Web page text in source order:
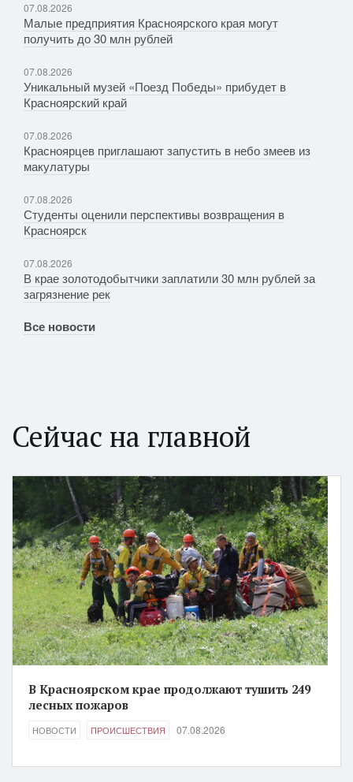
07.08.2026
Малые предприятия Красноярского края могут
получить до 30 млн рублей
07.08.2026
Уникальный музей «Поезд Победы» прибудет в
Красноярский край
07.08.2026
Красноярцев приглашают запустить в небо змеев из
макулатуры
07.08.2026
Студенты оценили перспективы возвращения в
Красноярск
07.08.2026
В крае золотодобытчики заплатили 30 млн рублей за
загрязнение рек
Все новости
Сейчас на главной
В Красноярском крае продолжают тушить 249
лесных пожаров
НОВОСТИ ПРОИСШЕСТВИЯ 07.08.2026